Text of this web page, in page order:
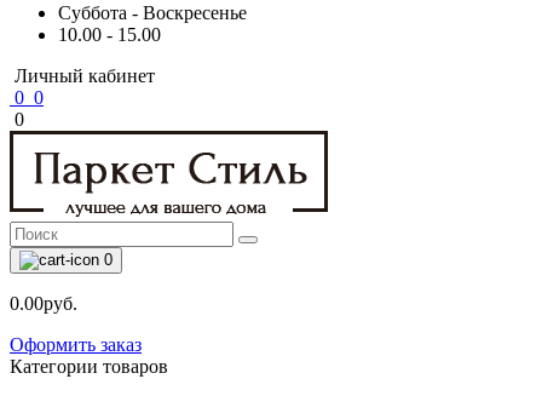
Суббота - Воскресенье
10.00 - 15.00
Личный кабинет
0 0
0
0
0.00руб.
Оформить заказ
Категории товаров